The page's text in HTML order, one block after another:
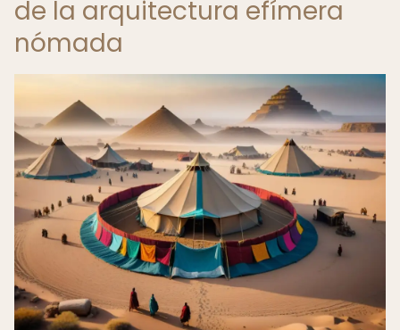
de la arquitectura efímera
nómada